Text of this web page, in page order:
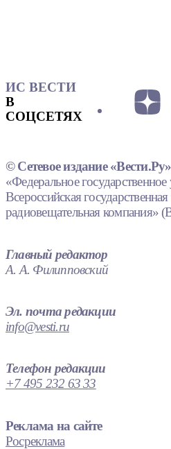
ИС ВЕСТИ
В
СОЦСЕТЯХ
© Сетевое издание «Вести.Ру»
«Федеральное
Всероссийская
радиовещательная компания»
Главный редактор
А. А. Филипповский
Эл. почта редакции
info@vesti.ru
Телефон редакции
+7 495 232 63 33
Реклама на сайте
Росреклама